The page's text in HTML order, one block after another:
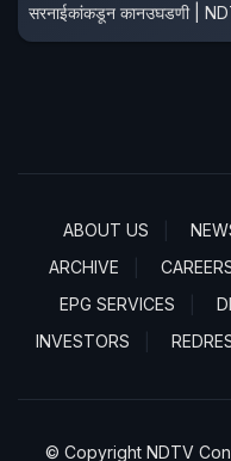
सरनाईकांकडून कानउघडणी |
ABOUT US
ARCHIVE
EPG SERVICES
INVESTORS
© Copyright NDTV